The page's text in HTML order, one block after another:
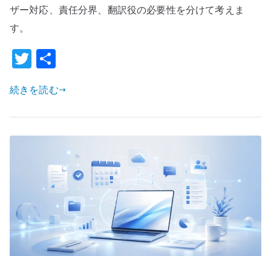
ア
と
シ
ス
の
い
と
ザー対応、責任分界、翻訳役の必要性を分けて考えま
す。
T
w
it
te
r
続きを読む